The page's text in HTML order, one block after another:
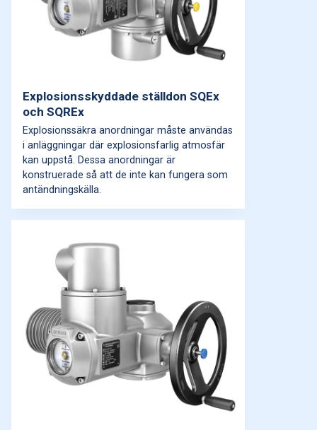
Explosionsskyddade ställdon SQEx
och SQREx
Explosionssäkra anordningar måste användas
i anläggningar där explosionsfarlig atmosfär
kan uppstå. Dessa anordningar är
konstruerade så att de inte kan fungera som
antändningskälla.